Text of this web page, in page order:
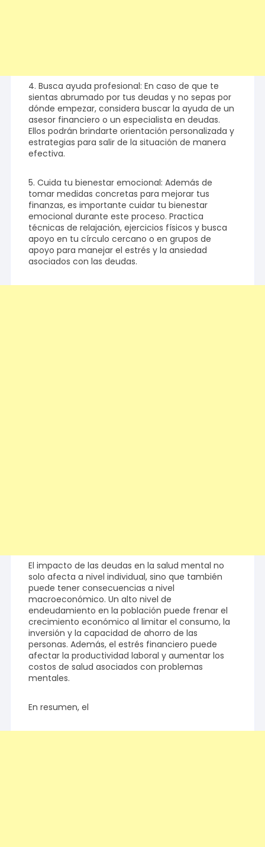
4. Busca ayuda profesional: En caso de que te
sientas abrumado por tus deudas y no sepas por
dónde empezar, considera buscar la ayuda de un
asesor financiero o un especialista en deudas.
Ellos podrán brindarte orientación personalizada y
estrategias para salir de la situación de manera
efectiva.
5. Cuida tu bienestar emocional: Además de
tomar medidas concretas para mejorar tus
finanzas, es importante cuidar tu bienestar
emocional durante este proceso. Practica
técnicas de relajación, ejercicios físicos y busca
apoyo en tu círculo cercano o en grupos de
apoyo para manejar el estrés y la ansiedad
asociados con las deudas.
El impacto de las deudas en la salud mental no
solo afecta a nivel individual, sino que también
puede tener consecuencias a nivel
macroeconómico. Un alto nivel de
endeudamiento en la población puede frenar el
crecimiento económico al limitar el consumo, la
inversión y la capacidad de ahorro de las
personas. Además, el estrés financiero puede
afectar la productividad laboral y aumentar los
costos de salud asociados con problemas
mentales.
En resumen, el